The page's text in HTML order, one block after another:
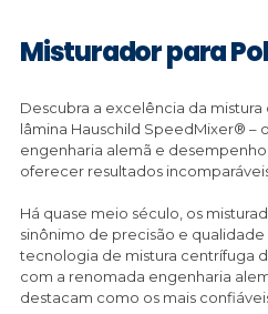
Misturador para
Descubra a excelência da
lâmina Hauschild SpeedMixer® –
engenharia alemã e
oferecer resultados
Há quase meio século, os
sinônimo de precisão e qualidade
tecnologia de mistura centrífuga
com a renomada engenharia
destacam como os mais